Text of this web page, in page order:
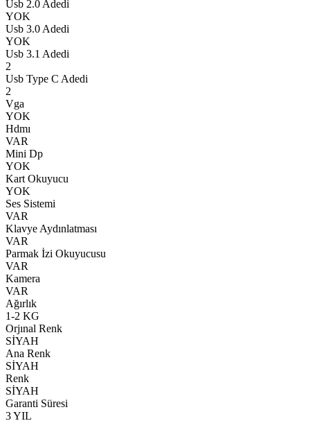
Usb 2.0 Adedi
YOK
Usb 3.0 Adedi
YOK
Usb 3.1 Adedi
2
Usb Type C Adedi
2
Vga
YOK
Hdmı
VAR
Mini Dp
YOK
Kart Okuyucu
YOK
Ses Sistemi
VAR
Klavye Aydınlatması
VAR
Parmak İzi Okuyucusu
VAR
Kamera
VAR
Ağırlık
1-2 KG
Orjınal Renk
SİYAH
Ana Renk
SİYAH
Renk
SİYAH
Garanti Süresi
3 YIL